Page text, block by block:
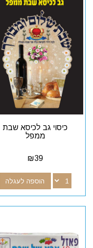
כיסוי גב לכיסא שבת
ממפל
₪39
הוספה לעגלה